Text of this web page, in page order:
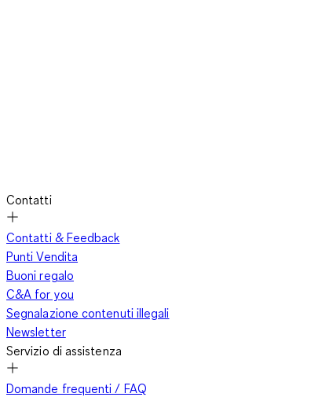
Contatti
Contatti & Feedback
Punti Vendita
Buoni regalo
C&A for you
Segnalazione contenuti illegali
Newsletter
Servizio di assistenza
Domande frequenti / FAQ